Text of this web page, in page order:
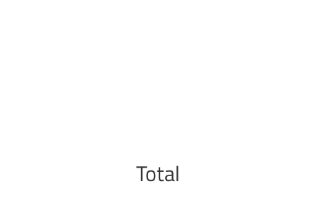
Total